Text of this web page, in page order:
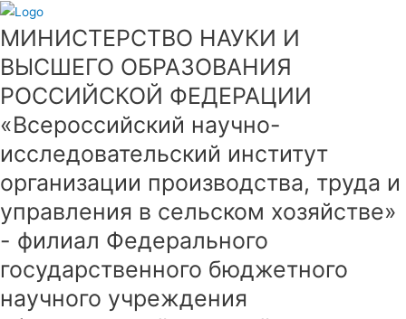
МИНИСТЕРСТВО НАУКИ И
ВЫСШЕГО ОБРАЗОВАНИЯ
РОССИЙСКОЙ ФЕДЕРАЦИИ
«Всероссийский научно-
исследовательский институт
организации производства, труда и
управления в сельском хозяйстве»
- филиал Федерального
государственного бюджетного
научного учреждения